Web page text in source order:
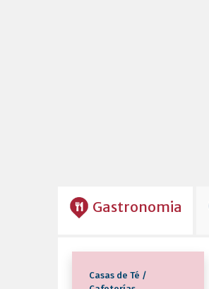
Gastronomia
Casas de Té /